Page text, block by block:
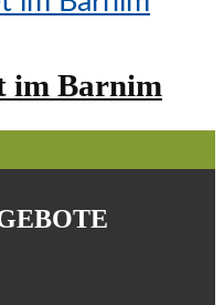
im Barnim